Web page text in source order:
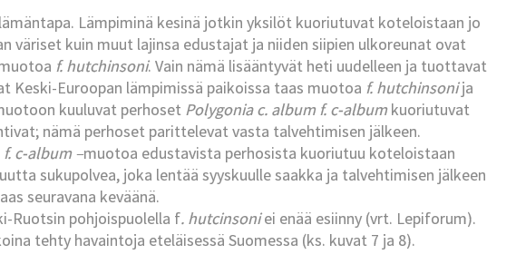
Lämpiminä kesinä jotkin yksilöt kuoriutuvat koteloistaan jo
väriset kuin muut lajinsa edustajat ja niiden siipien ulkoreunat ovat
f. hutchinsoni. Vain nämä lisääntyvät heti uudelleen ja tuottavat
Keski-Euroopan lämpimissä paikoissa taas muotoa f. hutchinsonija
kuuluvat perhoset Polygonia c. album f. c-album kuoriutuvat
nämä perhoset parittelevat vasta talvehtimisen jälkeen.
f. c-album –muotoa edustavista perhosista kuoriutuu koteloistaan
sukupolvea, joka lentää syyskuulle saakka ja talvehtimisen jälkeen
seuravana keväänä.
Ruotsin pohjoispuolella f. hutcinsoniei enää esiinny (vrt. Lepiforum).
tehty havaintoja eteläisessä Suomessa (ks. kuvat 7 ja 8).